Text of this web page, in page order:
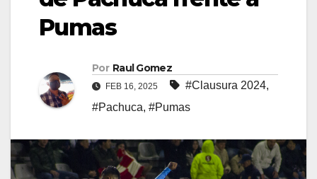
Pumas
Por Raul Gomez
FEB 16, 2025 #Clausura 2024,
#Pachuca, #Pumas